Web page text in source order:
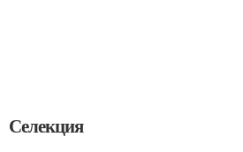
Селекция